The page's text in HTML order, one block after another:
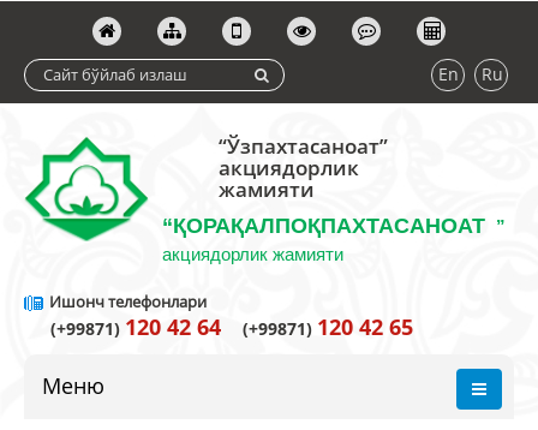
En Ru
“Ўзпахтасаноат”
акциядорлик
жамияти
“ҚОРАҚАЛПОҚПАХТАСАНОАТ ”
акциядорлик жамияти
Ишонч телефонлари
(+99871) 120 42 64 (+99871) 120 42 65
Меню